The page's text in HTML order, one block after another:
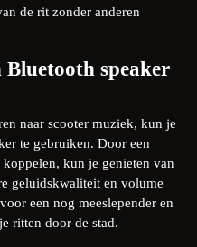
de rit zonder anderen
Bluetooth speaker
naar scooter muziek, kun je
te gebruiken. Door een
kun je genieten van
geluidskwaliteit en volume
een nog meeslepender en
ritten door de stad.